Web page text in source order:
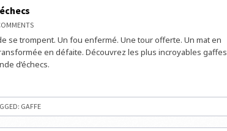
ON
PLUS
INCROYABLES
GAFFES
ÉCHECS
se trompent. Un fou enfermé. Une tour offerte. Un mat en
en défaite. Découvrez les plus incroyables gaffes
d’échecs.
GAFFE